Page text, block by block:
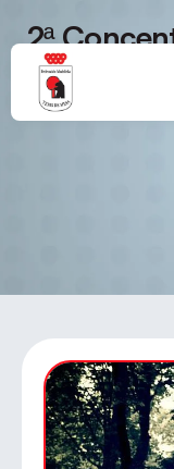
2ª